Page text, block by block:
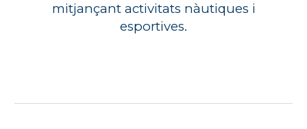
mitjançant activitats nàutiques i
esportives.